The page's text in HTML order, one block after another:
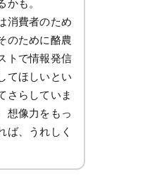
かも。
消費者のため
のために酪農
トで情報発信
てほしいとい
さらしていま
想像力をもっ
ば、うれしく